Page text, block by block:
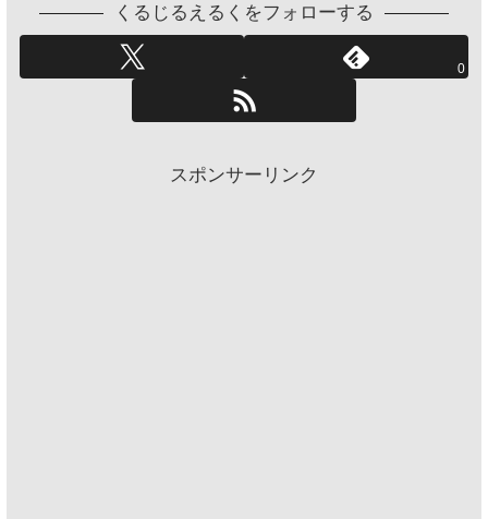
くるじるえるくをフォローする
0
スポンサーリンク